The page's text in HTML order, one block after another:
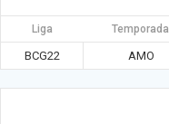
Liga Temporada
BCG22 AMO